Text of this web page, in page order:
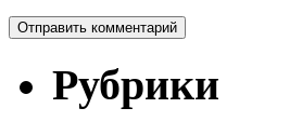
Рубрики